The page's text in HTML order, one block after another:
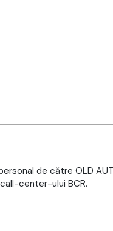
de către OLD
center-ului BCR.